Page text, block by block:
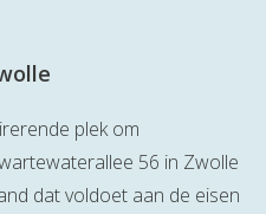
plek om
56 in Zwolle
dat voldoet aan de eisen